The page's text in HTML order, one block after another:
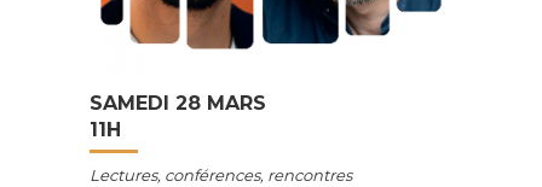
SAMEDI 28 MARS
11H
Lectures, conférences, rencontres